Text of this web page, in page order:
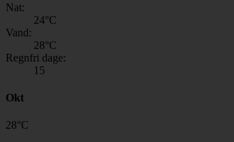
Nat:
24°C
Vand:
28°C
Regnfri dage:
15
Okt
28°C